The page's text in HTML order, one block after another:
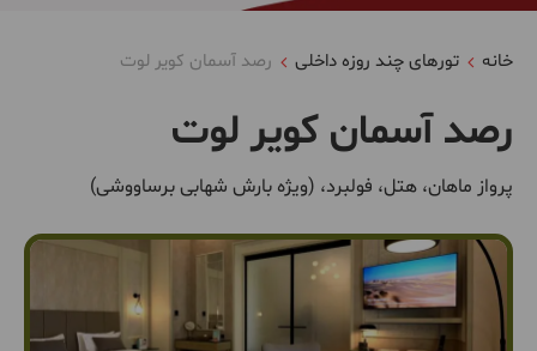
خانه تورهای چند روزه داخلی رصد آسمان کویر لوت
رصد آسمان کویر لوت
پرواز ماهان، هتل، فولبرد، (ویژه بارش شهابی برساووشی)